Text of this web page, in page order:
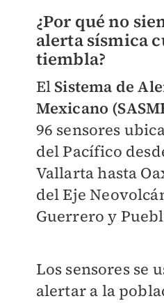
¿Por qué no
alerta sísmica
tiembla?
El Sistema de
Mexicano
96 sensores
del Pacífico
Vallarta hasta
del Eje
Guerrero y
Los sensores se
alertar a la